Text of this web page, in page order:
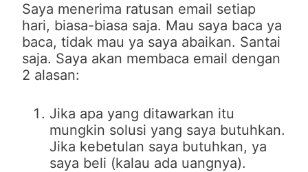
Saya menerima ratusan email setiap
hari, biasa-biasa saja. Mau saya baca ya
baca, tidak mau ya saya abaikan. Santai
saja. Saya akan membaca email dengan
2 alasan:
Jika apa yang ditawarkan itu
mungkin solusi yang saya butuhkan.
Jika kebetulan saya butuhkan, ya
saya beli (kalau ada uangnya).